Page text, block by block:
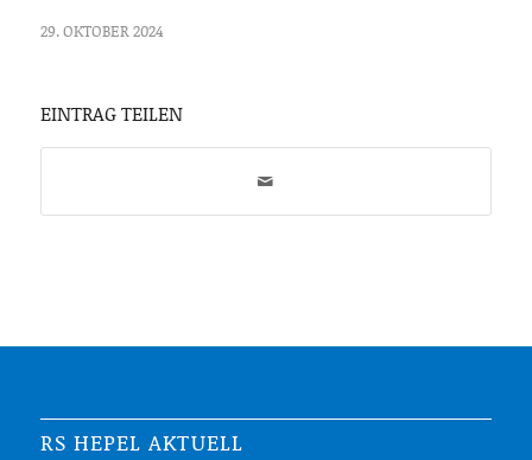
29. OKTOBER 2024
EINTRAG TEILEN
RS HEPEL AKTUELL